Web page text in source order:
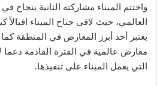
واختتم الميناء مشاركته الثانية
العالمي، حيث لاقى جناح الميناء
يعتبر أحد أبرز المعارض في المنطقة
معارض عالمية في الفترة القادمة
التي يعمل الميناء على تنفيذها.